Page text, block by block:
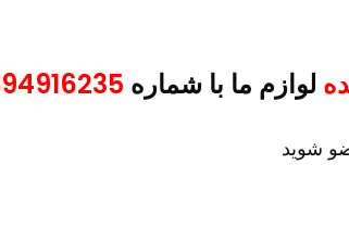
لوازم ما با شماره
شوید